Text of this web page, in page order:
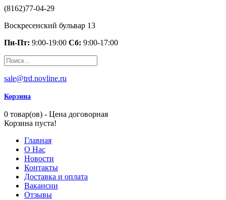
(8162)77-04-29
Воскресенский бульвар 13
Пн-Пт: 9:00-19:00 Сб: 9:00-17:00
sale@trd.novline.ru
Корзина
0 товар(ов) - Цена договорная
Корзина пуста!
Главная
О Нас
Новости
Контакты
Доставка и оплата
Вакансии
Отзывы